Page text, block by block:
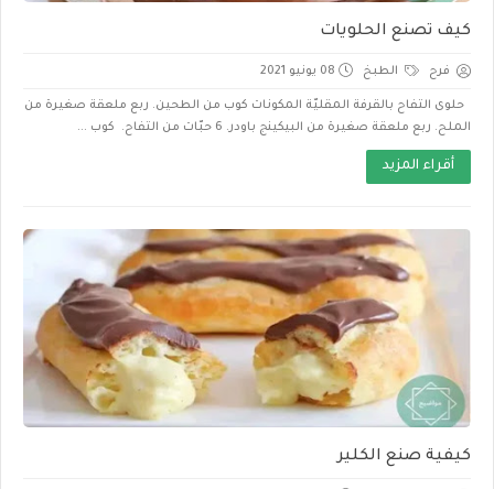
كيف تصنع الحلويات
فرح الطبخ 08 يونيو 2021
حلوى التفاح بالقرفة المقليّة المكونات كوب من الطحين. ربع ملعقة صغيرة من
الملح. ربع ملعقة صغيرة من البيكينج باودر. 6 حبّات من التفاح. كوب ...
أقراء المزيد
كيفية صنع الكلير